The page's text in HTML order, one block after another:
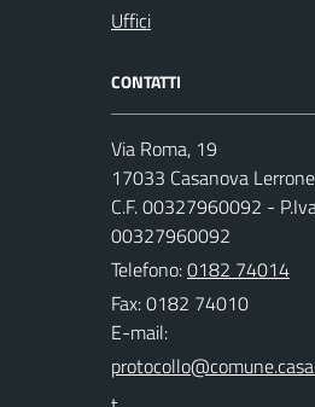
Uffici
CONTATTI
Via Roma, 19
17033 Casanova
C.F. 00327960092 -
00327960092
Telefono:0182 74014
Fax: 0182 74010
E-mail: